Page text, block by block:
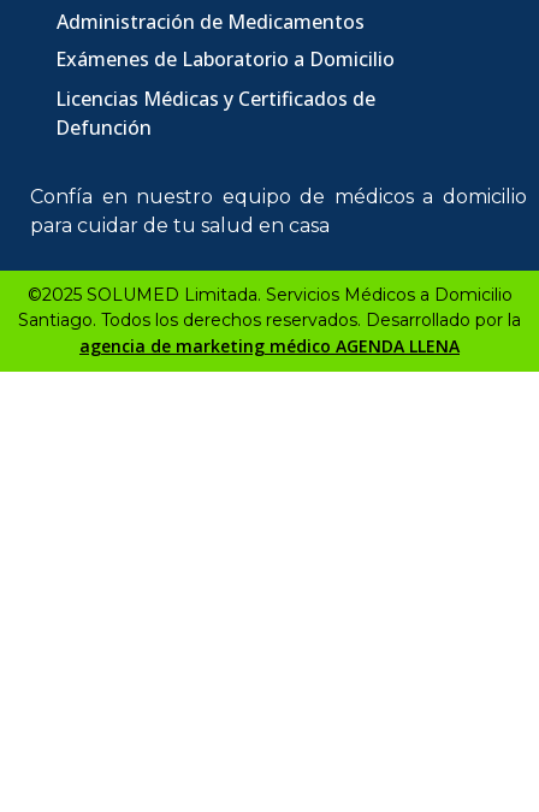
Administración de Medicamentos
Exámenes de Laboratorio a Domicilio
Licencias Médicas y Certificados de
Defunción
Confía en nuestro equipo de médicos a domicilio
para cuidar de tu salud en casa
©2025 SOLUMED Limitada. Servicios Médicos a Domicilio
Santiago. Todos los derechos reservados. Desarrollado por la
agencia de marketing médico AGENDA LLENA